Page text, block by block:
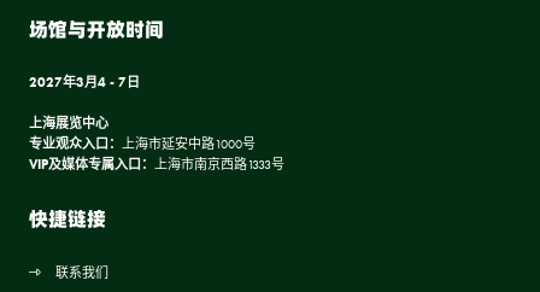
场馆与开放时间
2027年3月4 - 7日
上海展览中心
专业观众入口： 上海市延安中路1000号
VIP及媒体专属入口： 上海市南京西路1333号
快捷链接
联系我们